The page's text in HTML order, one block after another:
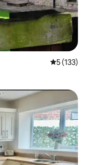
평점 5점(5
5 (133)